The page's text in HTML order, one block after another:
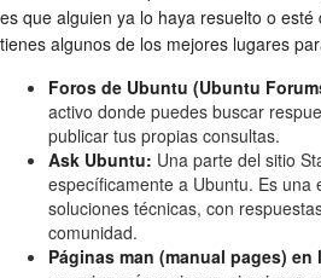
es que alguien ya lo haya resuelto o
tienes algunos de los mejores lugares
Foros de Ubuntu (Ubuntu
activo donde puedes buscar
publicar tus propias consultas.
Ask Ubuntu: Una parte del sitio
específicamente a Ubuntu. Es una
soluciones técnicas, con
comunidad.
Páginas man (manual pages) en